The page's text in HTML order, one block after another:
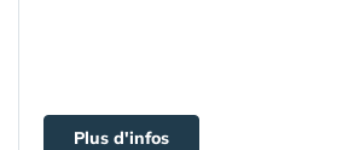
Plus d'infos